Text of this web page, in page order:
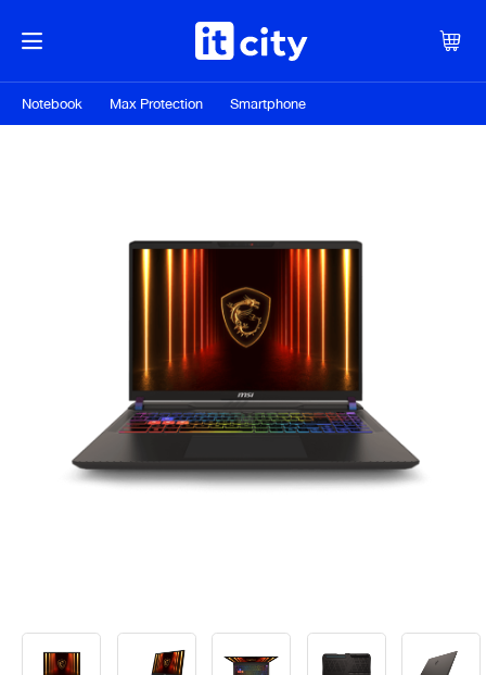
Notebook Max Protection Smartphone